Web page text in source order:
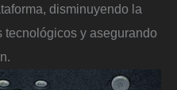
disminuyendo la
y asegurando